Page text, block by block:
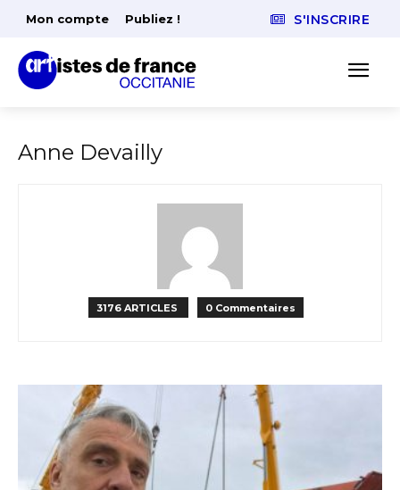
Mon compte Publiez ! S'INSCRIRE
Anne Devailly
3176 ARTICLES 0 Commentaires